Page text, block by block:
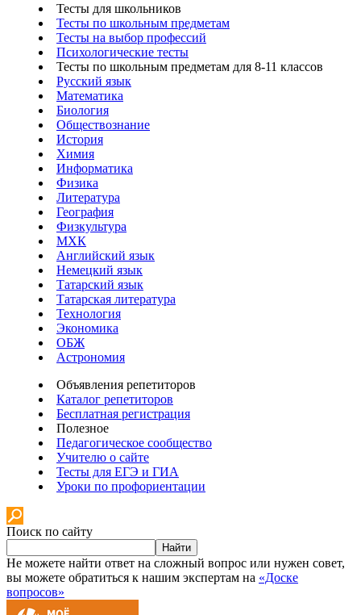
Тесты для школьников
Тесты по школьным предметам
Тесты на выбор профессий
Психологические тесты
Тесты по школьным предметам для 8-11 классов
Русский язык
Математика
Биология
Обществознание
История
Химия
Информатика
Физика
Литература
География
Физкультура
МХК
Английский язык
Немецкий язык
Татарский язык
Татарская литература
Технология
Экономика
ОБЖ
Астрономия
Объявления репетиторов
Каталог репетиторов
Бесплатная регистрация
Полезное
Педагогическое сообщество
Учителю о сайте
Тесты для ЕГЭ и ГИА
Уроки по профориентации
Поиск по сайту
Найти
Не можете найти ответ на сложный вопрос или нужен совет,
вы можете обратиться к нашим экспертам на «Доске
вопросов»